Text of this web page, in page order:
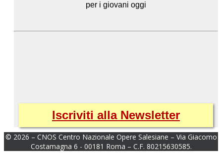
per i giovani oggi
Iscriviti alla Newsletter
© 2026 – CNOS Centro Nazionale Opere Salesiane – Via Giacomo
Costamagna 6 - 00181 Roma – C.F. 80215630585.